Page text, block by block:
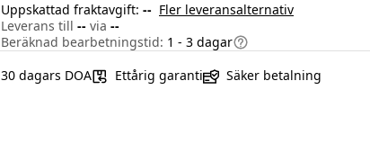
Uppskattad fraktavgift: -- Fler leveransalternativ
Leverans till -- via --
Beräknad bearbetningstid: 1 - 3 dagar
30 dagars DOA
Ettårig garanti Säker betalning